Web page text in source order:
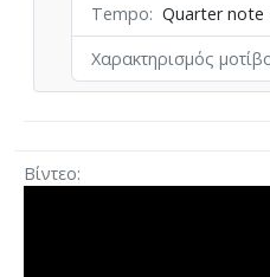
Tempo
Quarter note
Χαρακτηρισμός
Βίντεο